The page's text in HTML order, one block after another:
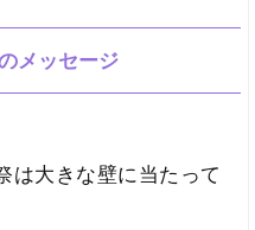
メッセージ
は大きな壁に当たって